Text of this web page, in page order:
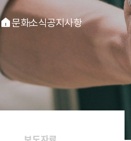
문화소식공지사항